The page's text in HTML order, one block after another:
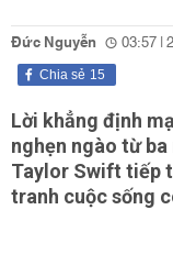
Đức Nguyễn 03:57 |
15
Chia sẻ
Lời khẳng định
nghẹn ngào từ
Taylor Swift tiếp
tranh cuộc sống